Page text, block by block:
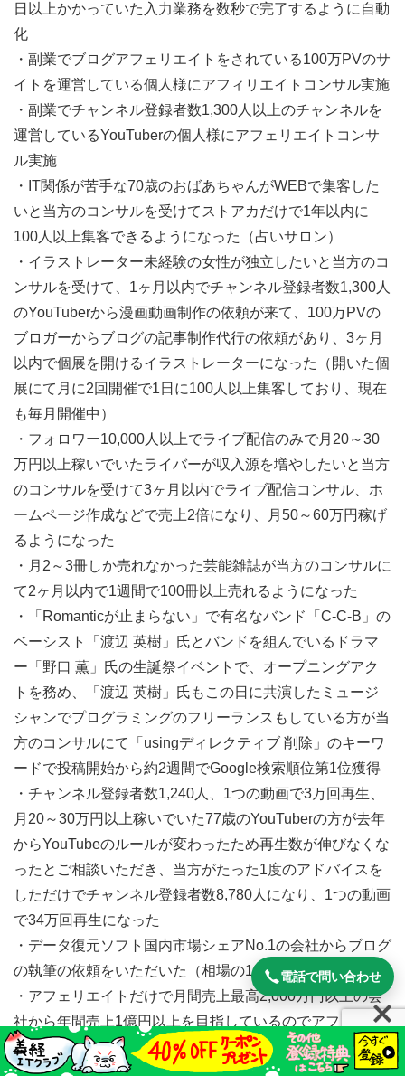
日以上かかっていた入力業務を数秒で完了するように自動
化
・副業でブログアフェリエイトをされている100万PVのサ
イトを運営している個人様にアフィリエイトコンサル実施
・副業でチャンネル登録者数1,300人以上のチャンネルを
運営しているYouTuberの個人様にアフェリエイトコンサ
ル実施
・IT関係が苦手な70歳のおばあちゃんがWEBで集客した
いと当方のコンサルを受けてストアカだけで1年以内に
100人以上集客できるようになった（占いサロン）
・イラストレーター未経験の女性が独立したいと当方のコ
ンサルを受けて、1ヶ月以内でチャンネル登録者数1,300人
のYouTuberから漫画動画制作の依頼が来て、100万PVの
ブロガーからブログの記事制作代行の依頼があり、3ヶ月
以内で個展を開けるイラストレーターになった（開いた個
展にて月に2回開催で1日に100人以上集客しており、現在
も毎月開催中）
・フォロワー10,000人以上でライブ配信のみで月20～30
万円以上稼いでいたライバーが収入源を増やしたいと当方
のコンサルを受けて3ヶ月以内でライブ配信コンサル、ホ
ームページ作成などで売上2倍になり、月50～60万円稼げ
るようになった
・月2～3冊しか売れなかった芸能雑誌が当方のコンサルに
て2ヶ月以内で1週間で100冊以上売れるようになった
・「Romanticが止まらない」で有名なバンド「C-C-B」の
ベーシスト「渡辺 英樹」氏とバンドを組んでいるドラマ
ー「野口 薫」氏の生誕祭イベントで、オープニングアク
トを務め、「渡辺 英樹」氏もこの日に共演したミュージ
シャンでプログラミングのフリーランスもしている方が当
方のコンサルにて「usingディレクティブ 削除」のキーワ
ードで投稿開始から約2週間でGoogle検索順位第1位獲得
・チャンネル登録者数1,240人、1つの動画で3万回再生、
月20～30万円以上稼いでいた77歳のYouTuberの方が去年
からYouTubeのルールが変わったため再生数が伸びなくな
ったとご相談いただき、当方がたった1度のアドバイスを
しただけでチャンネル登録者数8,780人になり、1つの動画
で34万回再生になった
・データ復元ソフト国内市場シェアNo.1の会社からブログ
の執筆の依頼をいただいた（相場の10倍）
・アフェリエイトだけで月間売上最高2,000万円以上の会
社から年間売上1億円以上を目指しているのでアフェリエ
イターとしてうちの扱っている商品を扱って欲しいとご依
頼いただいた ほか
電話で問い合わせ